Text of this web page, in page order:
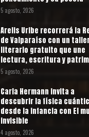
5 agosto, 2026
Arelis Uribe recorrerá la
de Valparaíso con un
literario gratuito que une
lectura, escritura y
5 agosto, 2026
Carla Hermann invita a
descubrir la física
desde la infancia con El
invisible
4 agosto, 2026